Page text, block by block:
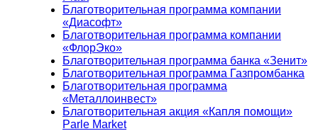
Благотворительная программа компании
«Диасофт»
Благотворительная программа компании
«ФлорЭко»
Благотворительная программа банка «Зенит»
Благотворительная программа Газпромбанка
Благотворительная программа
«Металлоинвест»
Благотворительная акция «Капля помощи»
Parle Market